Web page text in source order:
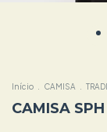
Início CAMISA
CAMISA